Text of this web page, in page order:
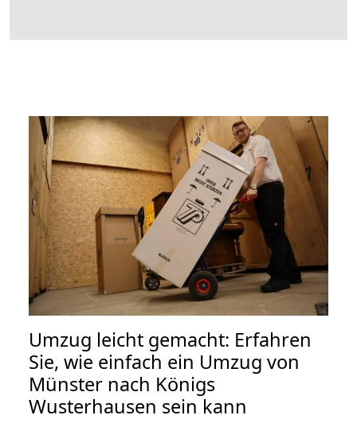
Umzug leicht gemacht: Erfahren
Sie, wie einfach ein Umzug von
Münster nach Königs
Wusterhausen sein kann